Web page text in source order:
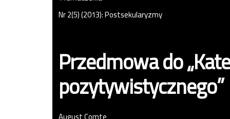
Nr 2(5) (2013): Postsekularyzmy
Przedmowa do
pozytywistycznego”